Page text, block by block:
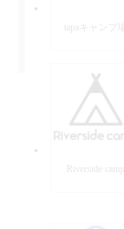
tapaキャンプ場
Riverside camp